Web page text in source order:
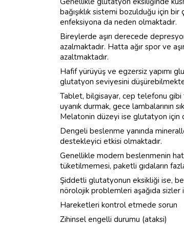
bağışıklık sistemi bozulduğu için
enfeksiyona da neden olmaktadır.
Bireylerde aşırı derecede
azalmaktadır. Hatta ağır spor ve
azaltmaktadır.
Hafif yürüyüş ve egzersiz yapımı
glutatyon seviyesini
Tablet, bilgisayar, cep telefonu
uyanık durmak, gece lambalarının
Melatonin düzeyi ise glutatyon için
Dengeli beslenme yanında
destekleyici etkisi olmaktadır.
Genellikle modern beslenmenin
tüketilmemesi, paketli gıdaların
Şiddetli glutatyonun eksikliği ise,
nörolojik problemleri aşağıda sizler
Hareketleri kontrol etmede sorun
Zihinsel engelli durumu (ataksi)